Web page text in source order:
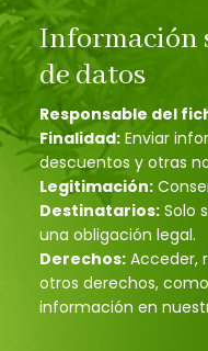
Información
de datos
Responsable del
Finalidad: Enviar
descuentos y otras
Legitimación:
Destinatarios: Solo
una obligación legal.
Derechos: Acceder,
otros derechos,
información en